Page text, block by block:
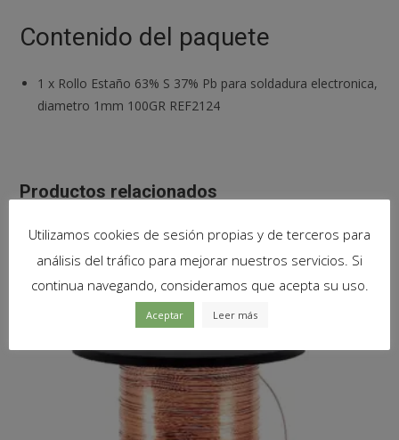
Contenido del paquete
1 x Rollo Estaño 63% S 37% Pb para soldadura electronica,
diametro 1mm 100GR REF2124
Productos relacionados
Utilizamos cookies de sesión propias y de terceros para
análisis del tráfico para mejorar nuestros servicios. Si
continua navegando, consideramos que acepta su uso.
Aceptar Leer más